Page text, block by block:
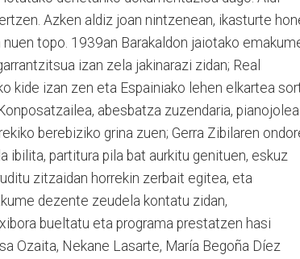
Azken aldiz joan nintzenean, ikasturte
topo. 1939an Barakaldon jaiotako
izan zela jakinarazi zidan; Real
kide izan zen eta Espainiako lehen elkartea
abesbatza zuzendaria,
berebiziko grina zuen; Gerra Zibilaren
ibilita, partitura pila bat aurkitu genituen, eskuz
zitzaidan horrekin zerbait egitea, eta
dezente zeudela kontatu zidan,
bueltatu eta programa prestatzen hasi
Ozaita, Nekane Lasarte, María Begoña Díez